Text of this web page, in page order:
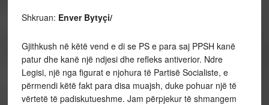
Shkruan: Enver Bytyçi/
Gjithkush në këtë vend e di se PS e para saj PPSH kanë
patur dhe kanë një ndjesi dhe refleks antiverior. Ndre
Legisi, një nga figurat e njohura të Partisë Socialiste, e
përmendi këtë fakt para disa muajsh, duke pohuar një të
vërtetë të padiskutueshme. Jam përpjekur të shmangem